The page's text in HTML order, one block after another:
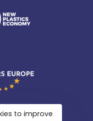
to improve